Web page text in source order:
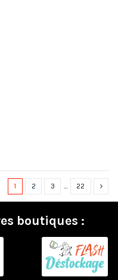
1 2 3 … 22
boutiques :